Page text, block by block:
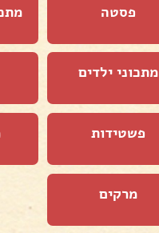
פסטה
מתכוני ילדים
פשטידות
מרקים